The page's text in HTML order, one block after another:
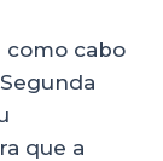
como cabo
que a